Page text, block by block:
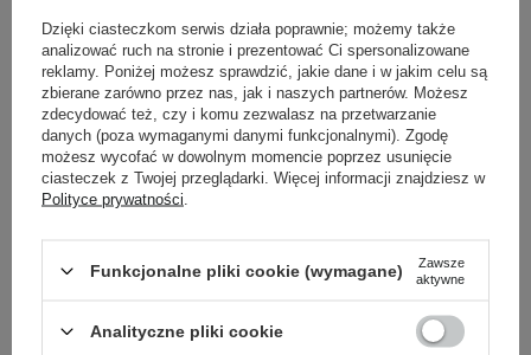
Powrót do Cosipedii
Pokaż więcej wpisów zWrzesień 2020
Newsletter Cosibella
Pielęgnacyjne checklisty, eksperckie porady,
beauty nowości - prosto na maila!
Dzięki ciasteczkom serwis działa poprawnie; możemy także
analizować ruch na stronie i prezentować Ci spersonalizowane
reklamy. Poniżej możesz sprawdzić, jakie dane i w jakim celu są
zbierane zarówno przez nas, jak i naszych partnerów. Możesz
zdecydować też, czy i komu zezwalasz na przetwarzanie
danych (poza wymaganymi danymi funkcjonalnymi). Zgodę
możesz wycofać w dowolnym momencie poprzez usunięcie
ciasteczek z Twojej przeglądarki. Więcej informacji znajdziesz w
Polityce prywatności
Funkcjonalne pliki cookie (wymagane)
Zawsze
aktywne
Analityczne pliki cookie